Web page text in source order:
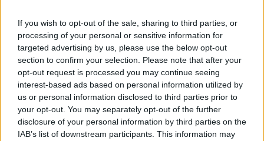
If you wish to opt-out of the sale, sharing to third parties, or
processing of your personal or sensitive information for
targeted advertising by us, please use the below opt-out
section to confirm your selection. Please note that after your
opt-out request is processed you may continue seeing
interest-based ads based on personal information utilized by
us or personal information disclosed to third parties prior to
your opt-out. You may separately opt-out of the further
disclosure of your personal information by third parties on the
IAB’s list of downstream participants. This information may